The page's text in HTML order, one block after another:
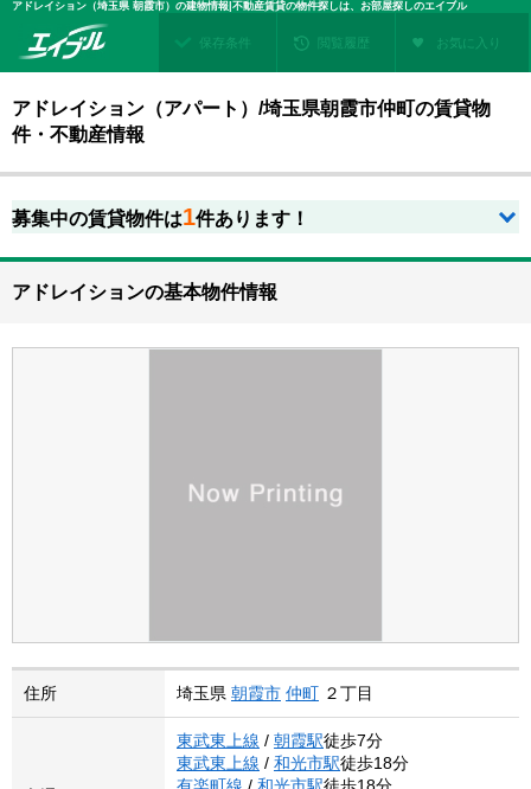
アドレイション（埼玉県 朝霞市）の建物情報|不動産賃貸の物件探しは、お部屋探しのエイブル
保存条件 閲覧履歴 お気に入り
アドレイション（アパート）/埼玉県朝霞市仲町の賃貸物
件・不動産情報
募集中の賃貸物件は1件あります！
アドレイションの基本物件情報
住所 埼玉県 朝霞市 仲町 ２丁目
東武東上線 / 朝霞駅徒歩7分
東武東上線 / 和光市駅徒歩18分